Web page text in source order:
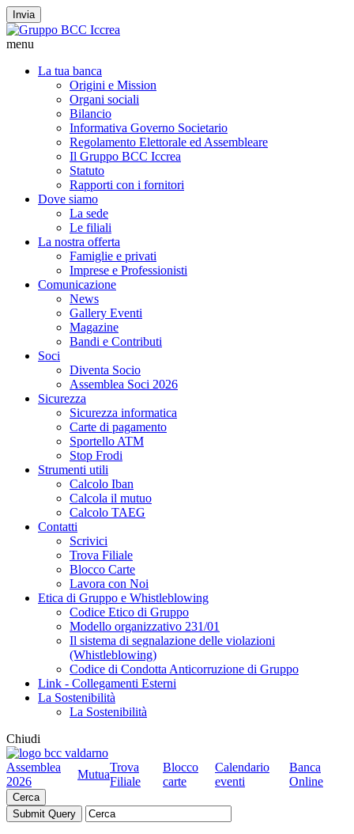
Invia
menu
La tua banca
Origini e Mission
Organi sociali
Bilancio
Informativa Governo Societario
Regolamento Elettorale ed Assembleare
Il Gruppo BCC Iccrea
Statuto
Rapporti con i fornitori
Dove siamo
La sede
Le filiali
La nostra offerta
Famiglie e privati
Imprese e Professionisti
Comunicazione
News
Gallery Eventi
Magazine
Bandi e Contributi
Soci
Diventa Socio
Assemblea Soci 2026
Sicurezza
Sicurezza informatica
Carte di pagamento
Sportello ATM
Stop Frodi
Strumenti utili
Calcolo Iban
Calcola il mutuo
Calcolo TAEG
Contatti
Scrivici
Trova Filiale
Blocco Carte
Lavora con Noi
Etica di Gruppo e Whistleblowing
Codice Etico di Gruppo
Modello organizzativo 231/01
Il sistema di segnalazione delle violazioni
(Whistleblowing)
Codice di Condotta Anticorruzione di Gruppo
Link - Collegamenti Esterni
La Sostenibilità
La Sostenibilità
Chiudi
Assemblea
2026
Mutua
Trova
Filiale
Blocco
carte
Calendario
eventi
Banca
Online
Cerca